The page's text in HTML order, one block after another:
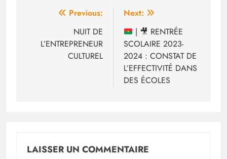
Navigation
l’article
Previous:
NUIT DE
L’ENTREPRENEUR
CULTUREL
Next:
| 🎥 RENTRÉE
SCOLAIRE 2023-
2024 : CONSTAT DE
L’EFFECTIVITÉ DANS
DES ÉCOLES
LAISSER UN COMMENTAIRE